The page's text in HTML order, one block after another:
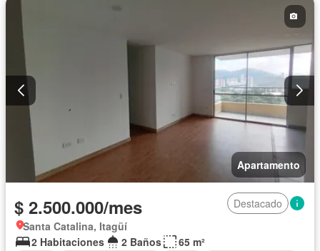
Apartamento
$ 2.500.000/mes
Destacado
Santa Catalina, Itagüí
2 Habitaciones
2 Baños
65 m²